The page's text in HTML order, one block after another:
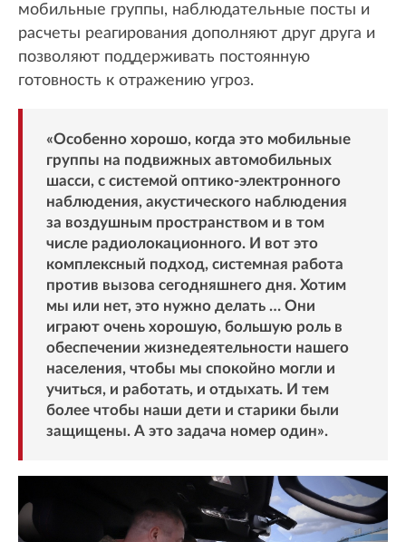
мобильные группы, наблюдательные посты и
расчеты реагирования дополняют друг друга и
позволяют поддерживать постоянную
готовность к отражению угроз.
«Особенно хорошо, когда это мобильные
группы на подвижных автомобильных
шасси, с системой оптико-электронного
наблюдения, акустического наблюдения
за воздушным пространством и в том
числе радиолокационного. И вот это
комплексный подход, системная работа
против вызова сегодняшнего дня. Хотим
мы или нет, это нужно делать … Они
играют очень хорошую, большую роль в
обеспечении жизнедеятельности нашего
населения, чтобы мы спокойно могли и
учиться, и работать, и отдыхать. И тем
более чтобы наши дети и старики были
защищены. А это задача номер один».